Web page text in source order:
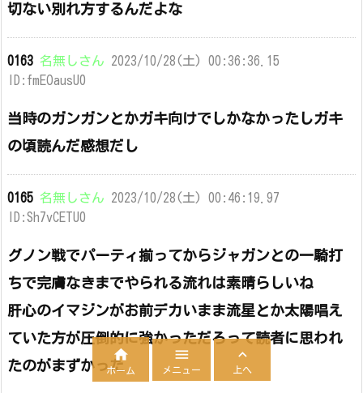
切ない別れ方するんだよな
0163 名無しさん 2023/10/28(土) 00:36:36.15
ID:fmEOausU0
当時のガンガンとかガキ向けでしかなかったしガキ
の頃読んだ感想だし
0165 名無しさん 2023/10/28(土) 00:46:19.97
ID:Sh7vCETU0
グノン戦でパーティ揃ってからジャガンとの一騎打
ちで完膚なきまでやられる流れは素晴らしいね
肝心のイマジンがお前デカいまま流星とか太陽唱え
ていた方が圧倒的に強かっただろって読者に思われ
たのがまずかった

ホーム

メニュー

上へ